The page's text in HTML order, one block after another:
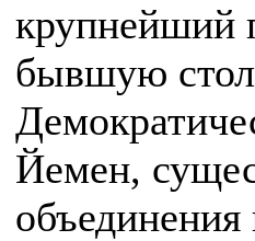
крупнейший
бывшую
Йемен,
объединения